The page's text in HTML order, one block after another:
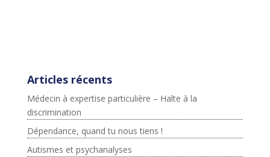
Articles récents
Médecin à expertise particulière – Halte à la
discrimination
Dépendance, quand tu nous tiens !
Autismes et psychanalyses